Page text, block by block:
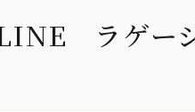
ラゲー